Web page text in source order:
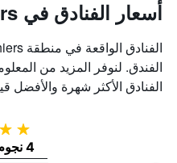
أسعار الفنادق في Thiers
الفندق. لنوفر المزيد من
الفنادق الأكثر شهرة
4 نجوم أو أكثر